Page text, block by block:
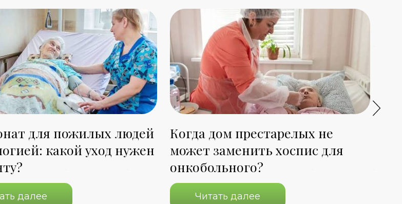
для пожилых людей
какой уход нужен
далее
Когда дом престарелых не
может заменить хоспис для
онкобольного?
Читать далее